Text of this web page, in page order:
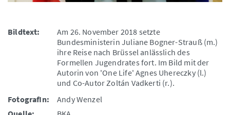
Bildtext:
Am 26. November 2018 setzte
Bundesministerin Juliane Bogner-Strauß (m.)
ihre Reise nach Brüssel anlässlich des
Formellen Jugendrates fort. Im Bild mit der
Autorin von 'One Life' Agnes Uhereczky (l.)
und Co-Autor Zoltán Vadkerti (r.).
FotografIn:
Andy Wenzel